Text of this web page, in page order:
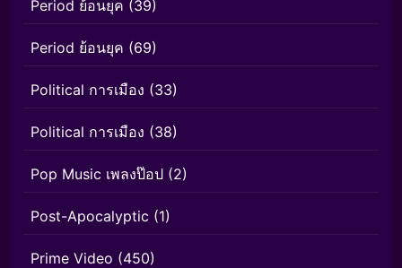
Period ย้อนยุค (39)
Period ย้อนยุค (69)
Political การเมือง (33)
Political การเมือง (38)
Pop Music เพลงป๊อป (2)
Post-Apocalyptic (1)
Prime Video (450)